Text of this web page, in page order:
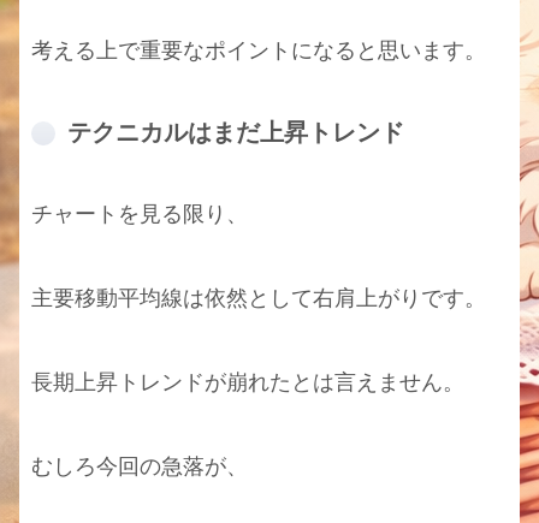
考える上で重要なポイントになると思います。
テクニカルはまだ上昇トレンド
チャートを見る限り、
主要移動平均線は依然として右肩上がりです。
長期上昇トレンドが崩れたとは言えません。
むしろ今回の急落が、